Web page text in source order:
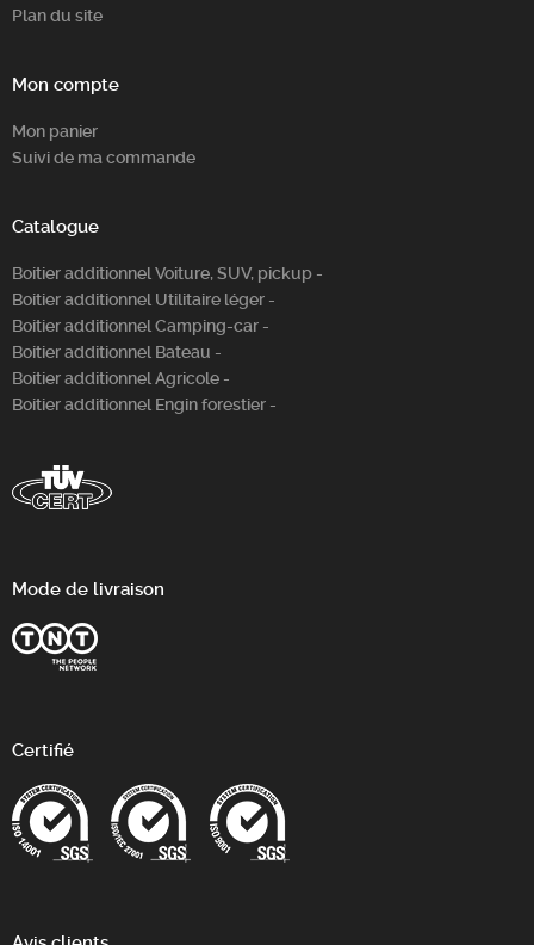
Plan du site
Mon compte
Mon panier
Suivi de ma commande
Catalogue
Boitier additionnel Voiture, SUV, pickup -
Boitier additionnel Utilitaire léger -
Boitier additionnel Camping-car -
Boitier additionnel Bateau -
Boitier additionnel Agricole -
Boitier additionnel Engin forestier -
Mode de livraison
Certifié